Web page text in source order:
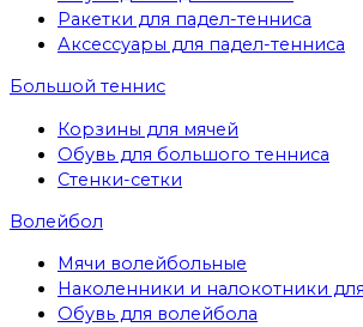
Ракетки для падел-тенниса
Аксессуары для падел-тенниса
Большой теннис
Корзины для мячей
Обувь для большого тенниса
Стенки-сетки
Волейбол
Мячи волейбольные
Наколенники и налокотники
Обувь для волейбола